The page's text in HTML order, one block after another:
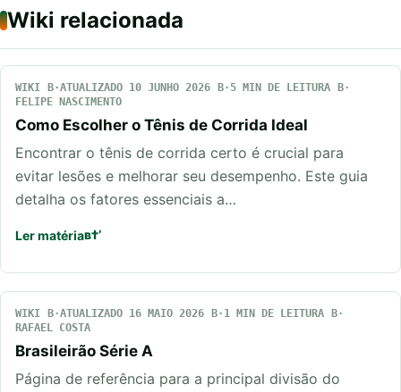
Wiki relacionada
WIKI ATUALIZADO 10 JUNHO 2026
5 MIN DE LEITURA
FELIPE NASCIMENTO
Como Escolher o Tênis de Corrida Ideal
Encontrar o tênis de corrida certo é crucial para
evitar lesões e melhorar seu desempenho. Este guia
detalha os fatores essenciais a…
Ler matéria
WIKI ATUALIZADO 16 MAIO 2026
1 MIN DE LEITURA
RAFAEL COSTA
Brasileirão Série A
Página de referência para a principal divisão do